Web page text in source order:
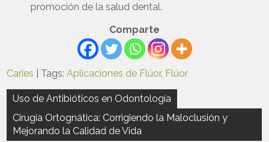
promoción de la salud dental.
Comparte
Caries | Tags:Aplicaciones de Flúor, Flúor
Navegación
de
entradas
Uso de Antibióticos en Odontología
Cirugía Ortognática: Corrigiendo la Maloclusión y
Mejorando la Calidad de Vida